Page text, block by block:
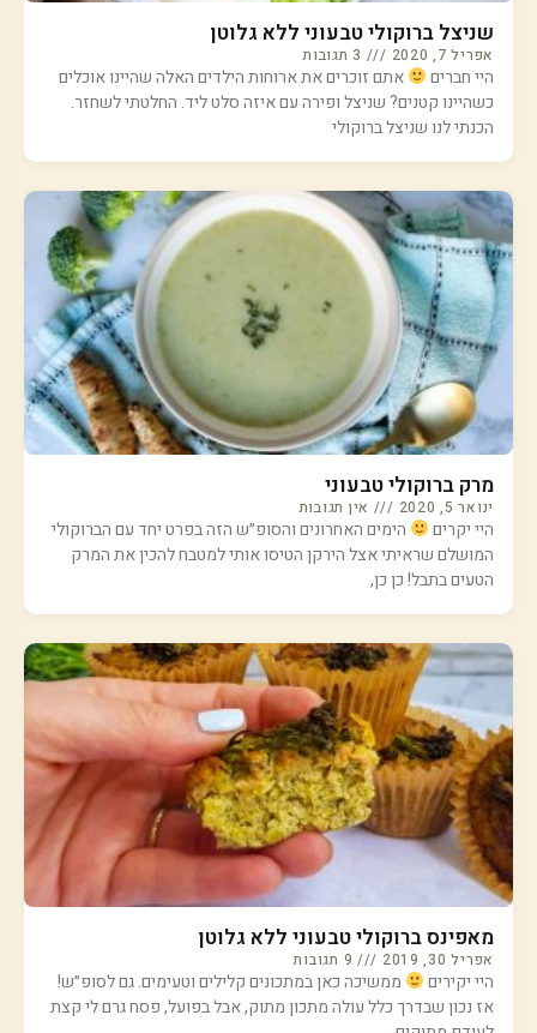
שניצל ברוקולי טבעוני ללא גלוטן
אפריל 7, 2020
היי חברים
אתם זוכרים את ארוחות הילדים האלה שהיינו אוכלים
כשהיינו קטנים? שניצל ופירה עם איזה סלט ליד. החלטתי לשחזר.
הכנתי לנו שניצל ברוקולי
מרק ברוקולי טבעוני
ינואר 5, 2020 אין תגובות
היי יקרים
הימים האחרונים והסופ״ש הזה בפרט יחד עם הברוקולי
המושלם שראיתי אצל הירקן הטיסו אותי למטבח להכין את המרק
הטעים בתבל! כן כן,
מאפינס ברוקולי טבעוני ללא גלוטן
אפריל 30, 2019
היי יקירים
ממשיכה כאן במתכונים קלילים וטעימים. גם לסופ״ש!
אז נכון שבדרך כלל עולה מתכון מתוק, אבל בפועל, פסח גרם לי קצת